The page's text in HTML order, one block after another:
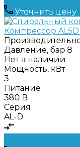
Уточнить цену
Компрессор
Давление, бар 8
Нет в наличии
Мощность, кВт
3
Питание
380 В
Серия
AL-D